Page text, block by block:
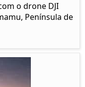
o drone DJI
Península de